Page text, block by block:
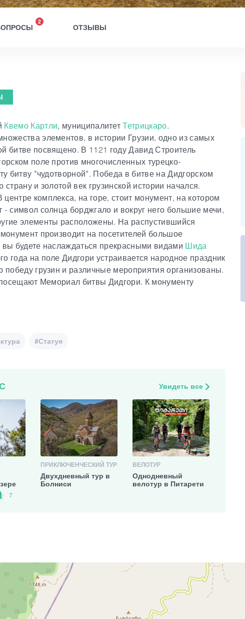
2
ОТЗЫВЫ
Квемо Картли, муниципалитетТетрицкаро.
элементов, в истории Грузии, одно из самых
битве посвящено. В 1121 году Давид Строитель
поле против многочисленных турецко-
битву "чудотворной". Победа в битве на Дидгорском
и золотой век грузинской истории начался.
комплекса, на горе, стоит монумент, на котором
символ солнца борджгало и вокруг него большие мечи,
элементы расположены. На распустившийся
производит на посетителей большое
будете наслаждаться прекрасными видами Шида
года на поле Дидгори устраивается народное праздник
победу грузин и различные мероприятия организованы.
Мемориал битвы Дидгори. К монументу
#Статуя
Увидеть все
7
ПРИКЛЮЧЕНЧЕСКИЙ ТУР
Двухдневный тур в
Болниси
ВЕЛОТУР
Однодневный
велотур в Питарети
4